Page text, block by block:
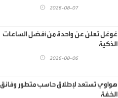
2026-08-07
غوغل تعلن عن واحدة من أفضل الساعات
الذكية
2026-08-06
هواوي تستعد لإطلاق حاسب متطور وفائق
الخفة